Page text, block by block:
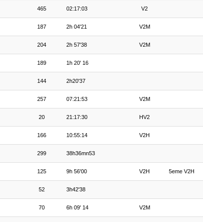
465 02:17:03 V2
187 2h 04'21 V2M
204 2h 57'38 V2M
189 1h 20' 16
144 2h20'37
257 07:21:53 V2M
20 21:17:30 HV2
166 10:55:14 V2H
299 38h36mn53
125 9h 56'00 V2H 5eme V2H
52 3h42'38
70 6h 09' 14 V2M